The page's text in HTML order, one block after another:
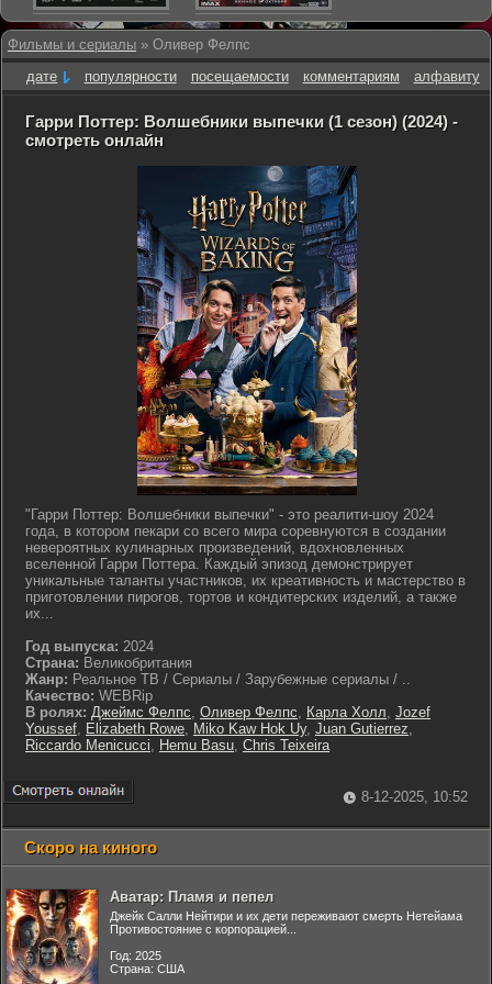
Фильмы и сериалы » Оливер Фелпс
дате
популярности посещаемости комментариям алфавиту
Гарри Поттер: Волшебники выпечки (1 сезон) (2024) -
смотреть онлайн
"Гарри Поттер: Волшебники выпечки" - это реалити-шоу 2024
года, в котором пекари со всего мира соревнуются в создании
невероятных кулинарных произведений, вдохновленных
вселенной Гарри Поттера. Каждый эпизод демонстрирует
уникальные таланты участников, их креативность и мастерство в
приготовлении пирогов, тортов и кондитерских изделий, а также
их...
Год выпуска: 2024
Страна: Великобритания
Жанр: Реальное ТВ / Сериалы / Зарубежные сериалы / ..
Качество: WEBRip
В ролях: Джеймс Фелпс, Оливер Фелпс, Карла Холл, Jozef
Youssef, Elizabeth Rowe, Miko Kaw Hok Uy, Juan Gutierrez,
Riccardo Menicucci, Hemu Basu, Chris Teixeira
8-12-2025, 10:52
Скоро на киного
Аватар: Пламя и пепел
Джейк Салли Нейтири и их дети переживают смерть Нетейама
Противостояние с корпорацией...
Год: 2025
Страна: США